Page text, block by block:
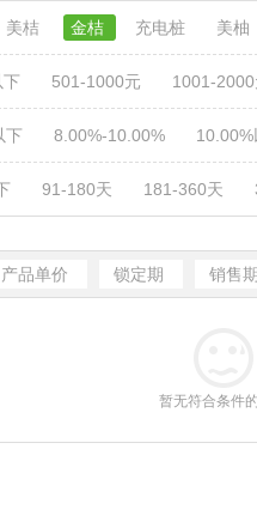
美桔 金桔 充电桩 美柚
下 501-1000元 1001-
下 8.00%-10.00%
91-180天 181-360天
产品单价 锁定期 销售
暂无符合条件